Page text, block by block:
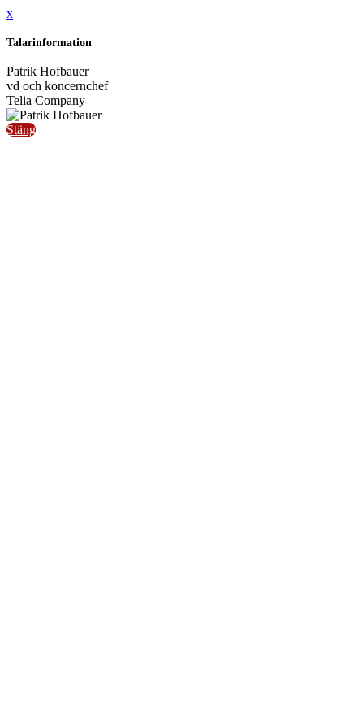
x
Talarinformation
Patrik Hofbauer
vd och koncernchef
Telia Company
Stäng